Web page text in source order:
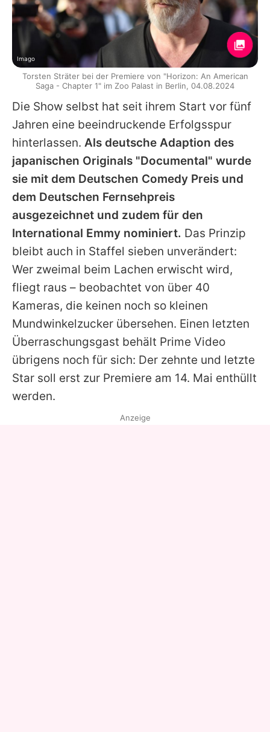
Die Show selbst hat seit ihrem Start vor fünf
Jahren eine beeindruckende Erfolgsspur
hinterlassen. Als deutsche Adaption des
japanischen Originals "Documental" wurde
sie mit dem Deutschen Comedy Preis und
dem Deutschen Fernsehpreis
ausgezeichnet und zudem für den
International Emmy nominiert. Das Prinzip
bleibt auch in Staffel sieben unverändert:
Wer zweimal beim Lachen erwischt wird,
fliegt raus – beobachtet von über 40
Kameras, die keinen noch so kleinen
Mundwinkelzucker übersehen. Einen letzten
Überraschungsgast behält Prime Video
übrigens noch für sich: Der zehnte und letzte
Star soll erst zur Premiere am 14. Mai enthüllt
werden.
Imago
Torsten Sträter bei der Premiere von "Horizon: An American
Saga - Chapter 1" im Zoo Palast in Berlin, 04.08.2024
Anzeige